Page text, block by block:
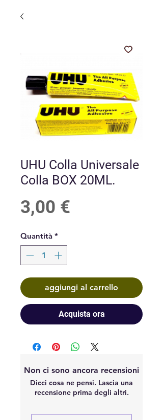
UHU Colla Universale
Colla BOX 20ML.
3,00 €
Quantità *
aggiungi al carrello
Acquista ora
Non ci sono ancora recensioni
Dicci cosa ne pensi. Lascia una
recensione prima degli altri.